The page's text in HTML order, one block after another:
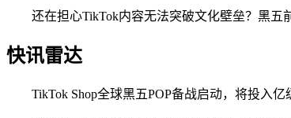
还在担心TikTok内容无法突破文化壁垒？黑五
快讯雷达
TikTok Shop全球黑五POP备战启动，将投入